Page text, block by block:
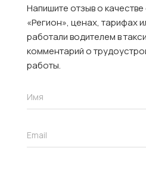
Напишите отзыв о
«Регион», ценах, тарифах
работали водителем в
комментарий о
работы.